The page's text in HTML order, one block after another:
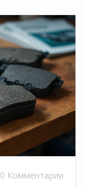
0 Комментарии